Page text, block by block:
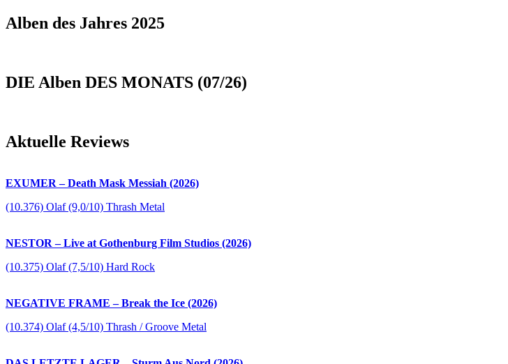
Alben des Jahres 2025
DIE Alben DES MONATS (07/26)
Aktuelle Reviews
EXUMER – Death Mask Messiah (2026)
(10.376) Olaf (9,0/10) Thrash Metal
NESTOR – Live at Gothenburg Film Studios (2026)
(10.375) Olaf (7,5/10) Hard Rock
NEGATIVE FRAME – Break the Ice (2026)
(10.374) Olaf (4,5/10) Thrash / Groove Metal